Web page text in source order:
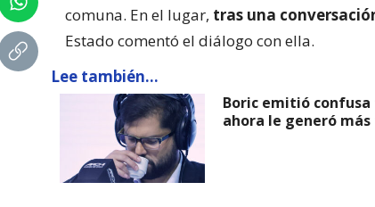
comuna. En el lugar, tras una
Estado comentó el diálogo con ella.
Lee también...
Boric emitió
ahora le generó